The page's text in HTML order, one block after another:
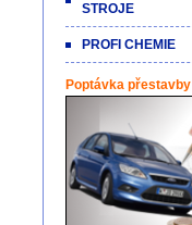
STROJE
PROFI CHEMIE
Poptávka přestavby